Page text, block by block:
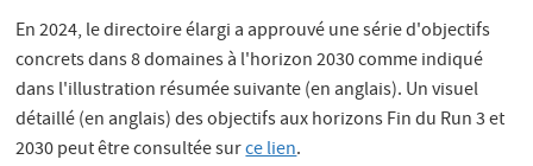
En 2024, le directoire élargi a approuvé une série d'objectifs
concrets dans 8 domaines à l'horizon 2030 comme indiqué
dans l'illustration résumée suivante (en anglais). Un visuel
détaillé (en anglais) des objectifs aux horizons Fin du Run 3 et
2030 peut être consultée surce lien.